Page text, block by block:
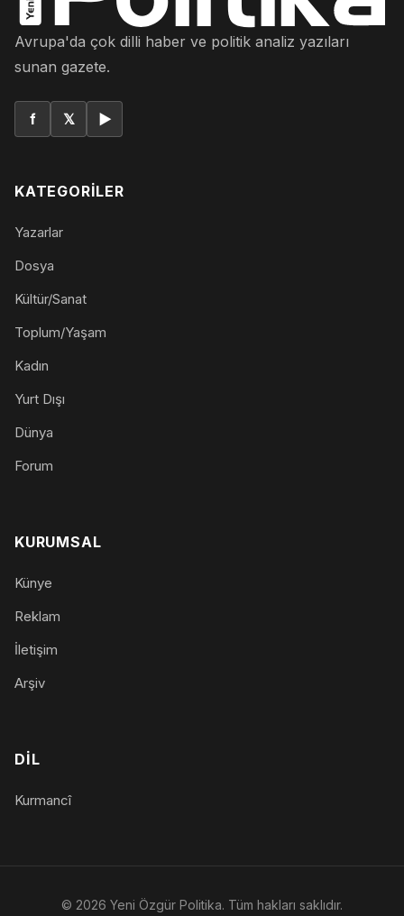
Avrupa'da çok dilli haber ve politik analiz yazıları
sunan gazete.
f 𝕏 ▶
KATEGORILER
Yazarlar
Dosya
Kültür/Sanat
Toplum/Yaşam
Kadın
Yurt Dışı
Dünya
Forum
KURUMSAL
Künye
Reklam
İletişim
Arşiv
DIL
Kurmancî
© 2026 Yeni Özgür Politika. Tüm hakları saklıdır.